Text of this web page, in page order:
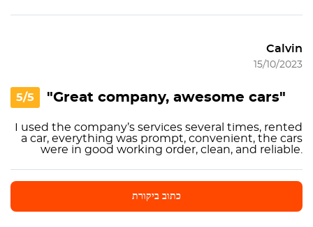
Calvin
15/10/2023
5/5 "Great company, awesome cars"
I used the company’s services several times, rented
a car, everything was prompt, convenient, the cars
were in good working order, clean, and reliable.
כתוב ביקורת